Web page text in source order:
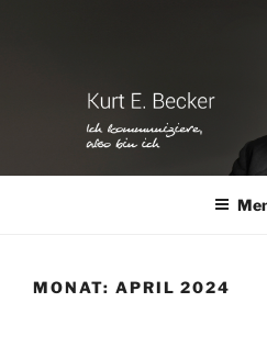
MONAT: APRIL 2024